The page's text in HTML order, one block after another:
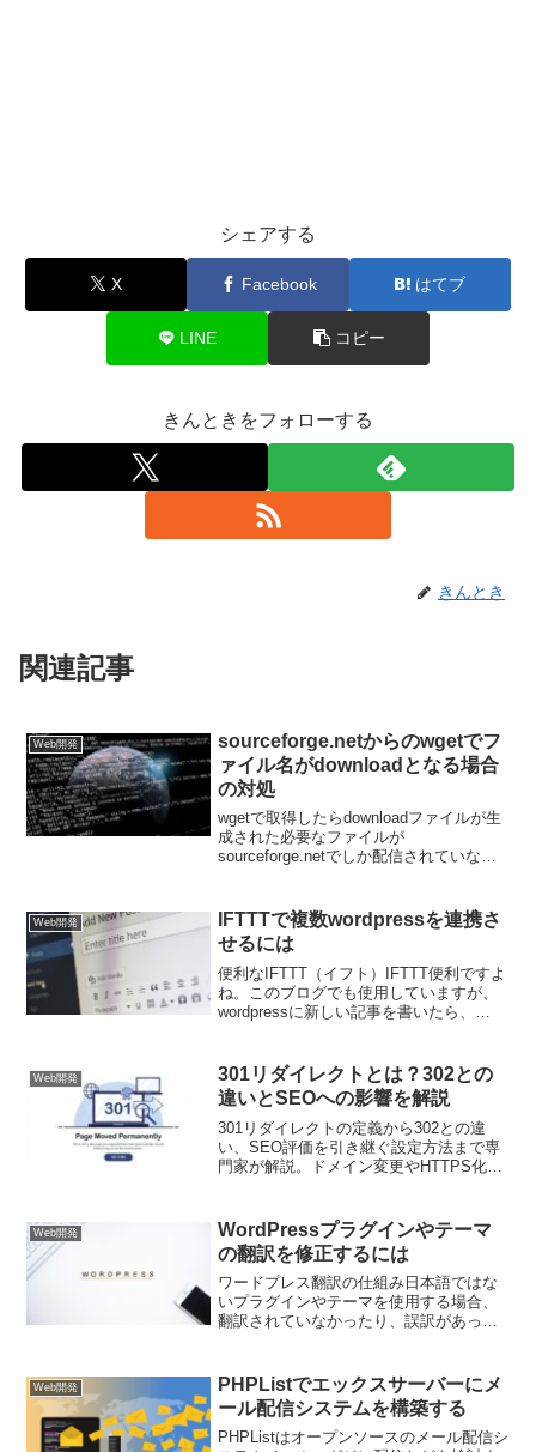
シェアする
X Facebook はてブ
LINE コピー
きんときをフォローする
きんとき
関連記事
Web開発
sourceforge.netからのwgetでフ
ァイル名がdownloadとなる場合
の対処
wgetで取得したらdownloadファイルが生
成された必要なファイルが
sourceforge.netでしか配信されていない
掛かります。そんな時に便利なのがwget
コマ...
Web開発
IFTTTで複数wordpressを連携さ
せるには
便利なIFTTT（イフト）IFTTT便利ですよ
ね。このブログでも使用していますが、
wordpressに新しい記事を書いたら、
自分も以前から使っていて、今回この
ブ...
Web開発
301リダイレクトとは？302との
違いとSEOへの影響を解説
301リダイレクトの定義から302との違
い、SEO評価を引き継ぐ設定方法まで専
門家が解説。ドメイン変更やHTTPS化で
めました。サイト移転時の順位下落を防
ぎたい方は必見です。
Web開発
WordPressプラグインやテーマ
の翻訳を修正するには
ワードプレス翻訳の仕組み日本語ではな
いプラグインやテーマを使用する場合、
翻訳されていなかったり、誤訳があった
ゼーション）には、gettextというライブ
ラリと、これを拡...
Web開発
PHPListでエックスサーバーにメ
ール配信システムを構築する
PHPListはオープンソースのメール配信シ